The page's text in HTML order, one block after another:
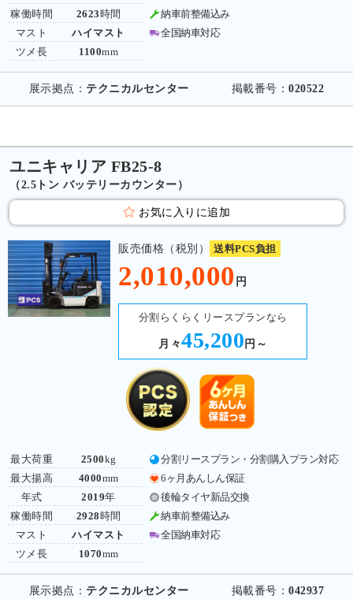
稼働時間
マスト
ツメ長
2623 時間
ハイマスト
1100mm
納車前整備込み
全国納車対応
展示拠点： テクニカルセンター 掲載番号：020522
ユニキャリア FB25-8
（2.5トン バッテリーカウンター）
お気に入りに追加
販売価格（税別） 送料PCS負担
2,010,000 円
分割らくらくリースプランなら
月々45,200 円～
最大荷重
最大揚高
年式
稼働時間
マスト
ツメ長
2500kg
4000mm
2019年
2928 時間
ハイマスト
1070mm
分割リースプラン・分割購入プラン対応
6ヶ月あんしん保証
後輪タイヤ新品交換
納車前整備込み
全国納車対応
展示拠点： テクニカルセンター 掲載番号：042937